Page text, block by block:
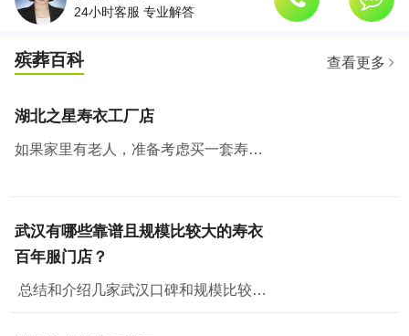
24小时客服 专业解答
殡葬百科 查看更多
湖北之星寿衣工厂店
如果家里有老人，准备考虑买一套寿衣纳福添寿，那么武汉有个地方绝对值得去看看。湖北之星工厂云仓，也是白小邻和白店邻里的工厂店所在地。
武汉有哪些靠谱且规模比较大的寿衣
百年服门店？
总结和介绍几家武汉口碑和规模比较好的门店，从门店规模、面积、产品丰富程度、价格、政策和售后各方面评测，供大家参考。一、湖北之星工厂云仓湖北之星工厂云仓位...